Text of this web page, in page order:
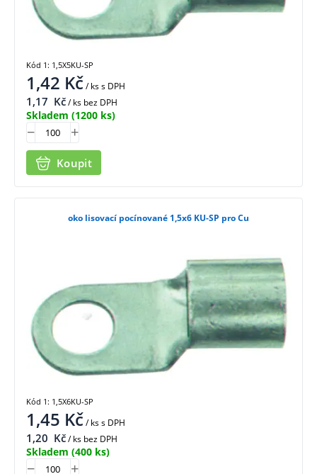
1,42 Kč/ kss DPH
1,17 Kč/ ks bez DPH
Skladem (1200 ks)
Koupit
Kód 1: 1,5X5KU-SP
oko lisovací pocínované 1,5x6 KU-SP pro Cu
1,45 Kč/ kss DPH
1,20 Kč/ ks bez DPH
Skladem (400 ks)
Kód 1: 1,5X6KU-SP